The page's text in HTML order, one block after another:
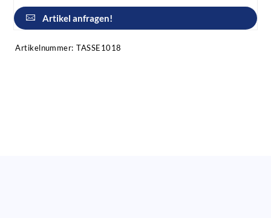
Artikel anfragen!
Artikelnummer: TASSE1018